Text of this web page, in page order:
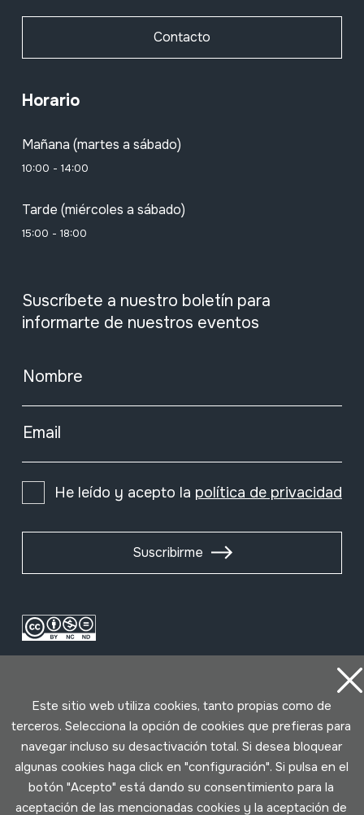
Contacto
Horario
Mañana (martes a sábado)
10:00 - 14:00
Tarde (miércoles a sábado)
15:00 - 18:00
Suscríbete a nuestro boletín para
informarte de nuestros eventos
Nombre
Email
He leído y acepto la política de privacidad
Suscribirme
Condiciones de uso
Política de privacidad
Política de cookies
Este sitio web utiliza cookies, tanto propias como de
terceros. Selecciona la opción de cookies que prefieras para
navegar incluso su desactivación total. Si desea bloquear
algunas cookies haga click en "configuración". Si pulsa en el
botón "Acepto" está dando su consentimiento para la
aceptación de las mencionadas cookies y la aceptación de